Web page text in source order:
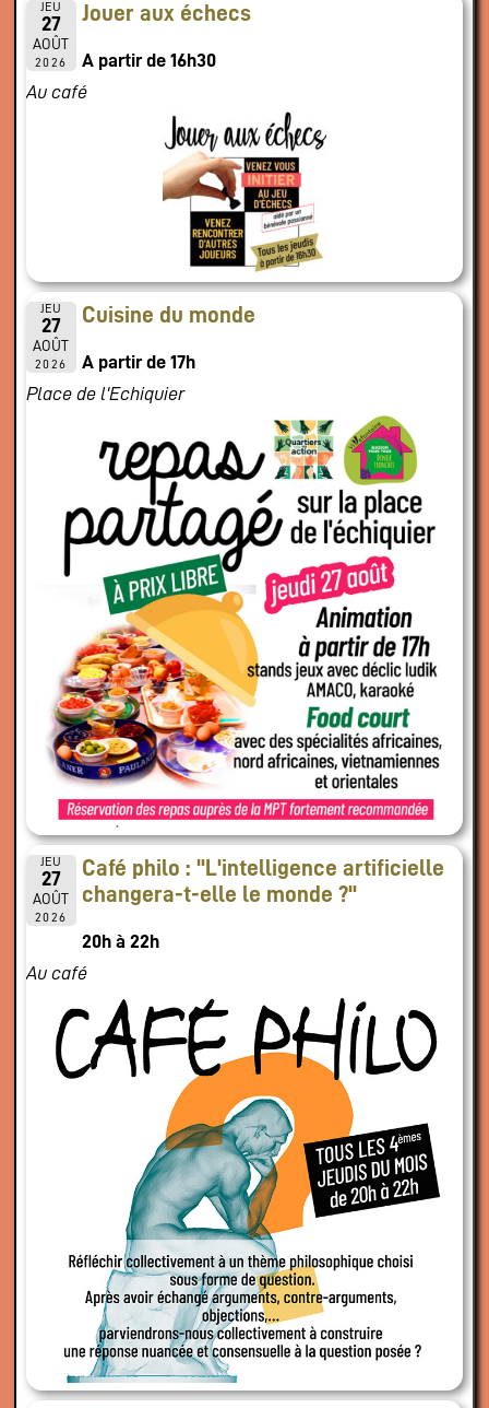
JEU
27
AOÛT
2026
Jouer aux échecs
A partir de 16h30
Au café
JEU
27
AOÛT
2026
Cuisine du monde
A partir de 17h
Place de l'Echiquier
JEU
27
AOÛT
2026
Café philo : "L'intelligence artificielle
changera-t-elle le monde ?"
20h à 22h
Au café